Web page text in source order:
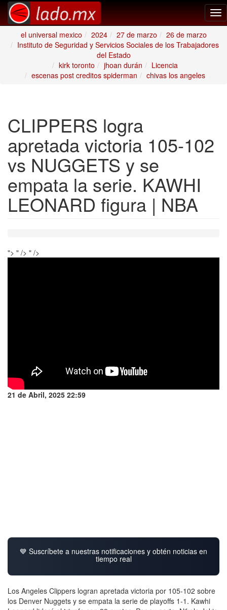
el universal mexico
2024 27 de marzo
26 de marzo
Instituto de Seguridad y Servicios Sociales de los Trabajadores
del Estado
kirk toronto
jhoan durán
Licencia
escenas post creditos spiderman
chivas los angeles
CLIPPERS logra
apretada victoria 105-102
vs NUGGETS y se
empata la serie. KAWHI
LEONARD figura | NBA
"> " /> " />
21 de Abril, 2025 22:59
💙 Suscríbete a nuestras notificaciones y obtén noticias en
tiempo real
Los Angeles Clippers logran apretada victoria por 105-102 sobre
los Denver Nuggets y se empata la serie de playoffs 1-1. Kawhi